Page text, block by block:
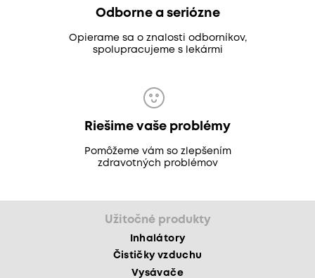
Odborne a seriózne
Opierame sa o znalosti odborníkov,
spolupracujeme s lekármi
Riešime vaše problémy
Pomôžeme vám so zlepšením
zdravotných problémov
Užitočné produkty
Inhalátory
Čističky vzduchu
Vysávače